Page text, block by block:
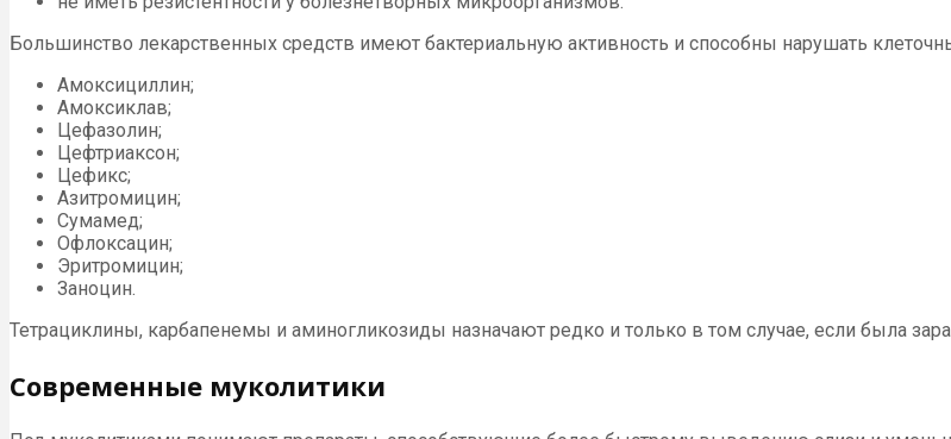
Большинство лекарственных средств имеют бактериальную активность и способны нарушать
Амоксициллин;
Амоксиклав;
Цефазолин;
Цефтриаксон;
Цефикс;
Азитромицин;
Сумамед;
Офлоксацин;
Эритромицин;
Заноцин.
Тетрациклины, карбапенемы и аминогликозиды назначают редко и только в том случае, если была
Современные муколитики